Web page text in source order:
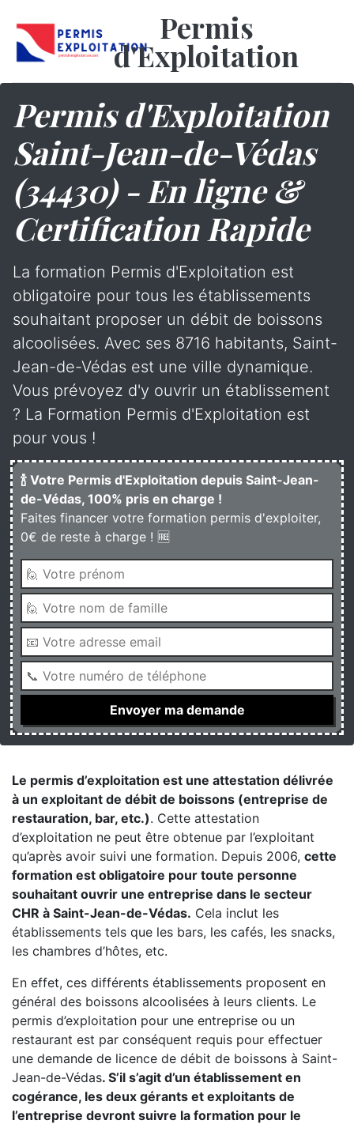
Permis
d'Exploitation
Permis d'Exploitation
Saint-Jean-de-Védas
(34430) - En ligne &
Certification Rapide
La formation Permis d'Exploitation est
obligatoire pour tous les établissements
souhaitant proposer un débit de boissons
alcoolisées. Avec ses 8716 habitants, Saint-
Jean-de-Védas est une ville dynamique.
Vous prévoyez d'y ouvrir un établissement
? La Formation Permis d'Exploitation est
pour vous !
🍾 Votre Permis d'Exploitation depuis Saint-Jean-
de-Védas, 100% pris en charge !
Faites financer votre formation permis d'exploiter,
0€ de reste à charge ! 🆓
Le permis d’exploitation est une attestation délivrée
à un exploitant de débit de boissons (entreprise de
restauration, bar, etc.). Cette attestation
d’exploitation ne peut être obtenue par l’exploitant
qu’après avoir suivi une formation. Depuis 2006, cette
formation est obligatoire pour toute personne
souhaitant ouvrir une entreprise dans le secteur
CHR à Saint-Jean-de-Védas. Cela inclut les
établissements tels que les bars, les cafés, les snacks,
les chambres d’hôtes, etc.
En effet, ces différents établissements proposent en
général des boissons alcoolisées à leurs clients. Le
permis d’exploitation pour une entreprise ou un
restaurant est par conséquent requis pour effectuer
une demande de licence de débit de boissons à Saint-
Jean-de-Védas. S’il s’agit d’un établissement en
cogérance, les deux gérants et exploitants de
l’entreprise devront suivre la formation pour le